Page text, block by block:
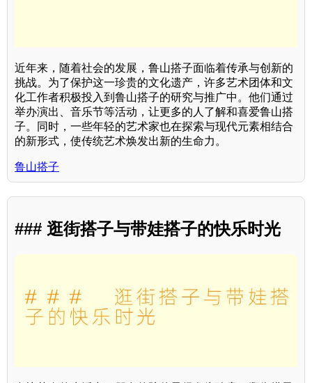
近年来，随着社会的发展，鲁山搭子面临着传承与创新的
挑战。为了保护这一珍贵的文化遗产，许多艺术团体和文
化工作者积极投入到鲁山搭子的研究与推广中。他们通过
举办演出、音乐节等活动，让更多的人了解和喜爱鲁山搭
子。同时，一些年轻的艺术家也在探索与现代元素相结合
的新形式，使传统艺术焕发出新的生命力。
鲁山搭子
### 逛街搭子与带娃搭子的快乐时光